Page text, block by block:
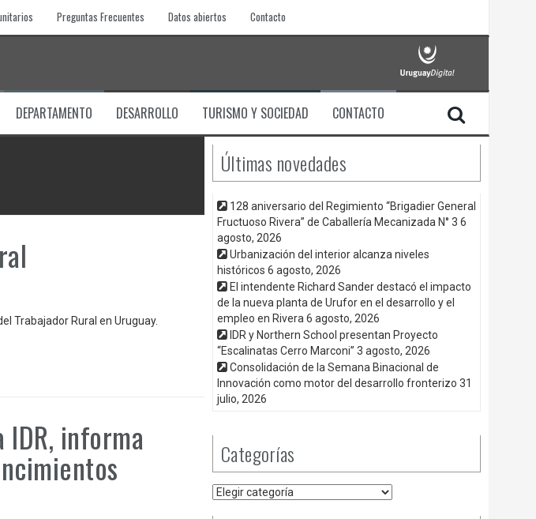
Preguntas Frecuentes Datos abiertos Contacto
DEPARTAMENTO DESARROLLO TURISMO Y SOCIEDAD CONTACTO
Trabajador Rural en Uruguay.
informa
Últimas novedades
128 aniversario del Regimiento “Brigadier General
Fructuoso Rivera” de Caballería Mecanizada N° 3 6
agosto, 2026
Urbanización del interior alcanza niveles
históricos 6 agosto, 2026
El intendente Richard Sander destacó el impacto
de la nueva planta de Urufor en el desarrollo y el
empleo en Rivera 6 agosto, 2026
IDR y Northern School presentan Proyecto
“Escalinatas Cerro Marconi” 3 agosto, 2026
Consolidación de la Semana Binacional de
Innovación como motor del desarrollo fronterizo 31
julio, 2026
Categorías
Categorías